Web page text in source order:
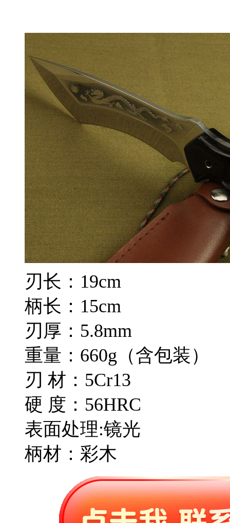
刃长：19cm
柄长：15cm
刃厚：5.8mm
重量：660g（含包装）
刃 材：5Cr13
硬 度：56HRC
表面处理:镜光
柄材：彩木